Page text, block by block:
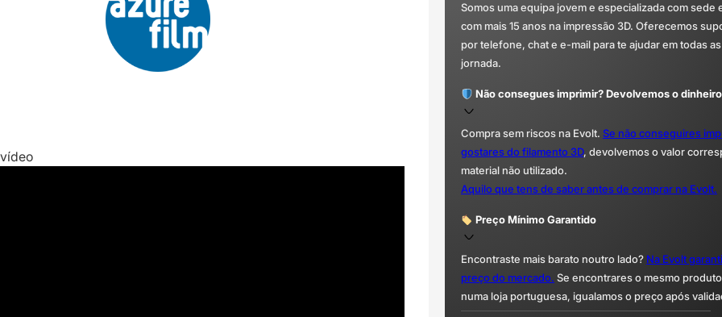
Somos uma equipa jovem e especializada com sede
com mais 15 anos na impressão 3D. Oferecemos
por telefone, chat e e-mail para te ajudar em todas
jornada.
Não consegues imprimir? Devolvemos o
Compra sem riscos na Evolt. Se não conseguires
gostares do filamento 3D, devolvemos o valor
material não utilizado.
Aquilo que tens de saber antes de comprar na Evolt.
Preço Mínimo Garantido
Encontraste mais barato noutro lado? Na Evolt
preço do mercado. Se encontrares o mesmo
numa loja portuguesa, igualamos o preço após